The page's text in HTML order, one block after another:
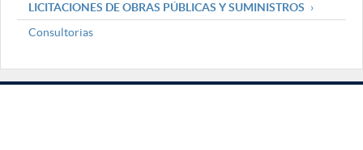
LICITACIONES DE OBRAS PÚBLICAS Y SUMINISTROS
Consultorias